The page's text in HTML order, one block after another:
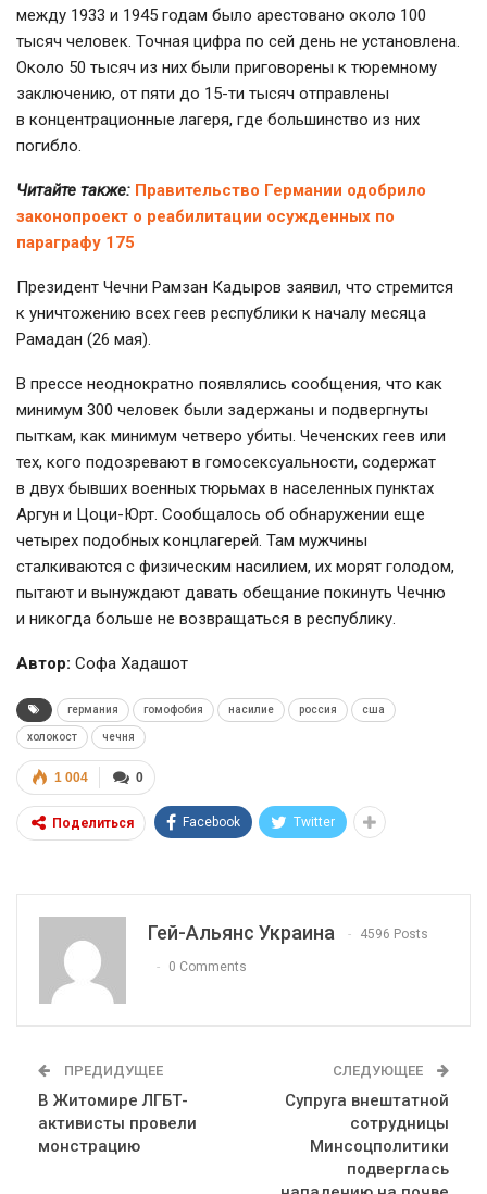
между 1933 и 1945 годам было арестовано около 100
тысяч человек. Точная цифра по сей день не установлена.
Около 50 тысяч из них были приговорены к тюремному
заключению, от пяти до 15-ти тысяч отправлены
в концентрационные лагеря, где большинство из них
погибло.
Читайте также: Правительство Германии одобрило
законопроект о реабилитации осужденных по
параграфу 175
Президент Чечни Рамзан Кадыров заявил, что стремится
к уничтожению всех геев республики к началу месяца
Рамадан (26 мая).
В прессе неоднократно появлялись сообщения, что как
минимум 300 человек были задержаны и подвергнуты
пыткам, как минимум четверо убиты. Чеченских геев или
тех, кого подозревают в гомосексуальности, содержат
в двух бывших военных тюрьмах в населенных пунктах
Аргун и Цоци-Юрт. Сообщалось об обнаружении еще
четырех подобных концлагерей. Там мужчины
сталкиваются с физическим насилием, их морят голодом,
пытают и вынуждают давать обещание покинуть Чечню
и никогда больше не возвращаться в республику.
Автор: Cофа Хадашот
германия гомофобия насилие россия сша
холокост чечня
0
1 004
Поделиться Facebook Twitter
Гей-Альянс Украина 4596 Posts
0 Comments
ПРЕДИДУЩЕЕ
В Житомире ЛГБТ-
активисты провели
монстрацию
СЛЕДУЮЩЕЕ
Супруга внештатной
сотрудницы
Минсоцполитики
подверглась